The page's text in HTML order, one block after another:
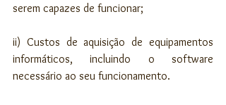
serem capazes de funcionar;
ii) Custos de aquisição de equipamentos
informáticos, incluindo o software
necessário ao seu funcionamento.